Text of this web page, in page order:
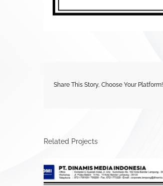
Share This Story, Choose Your Platform!
Related Projects